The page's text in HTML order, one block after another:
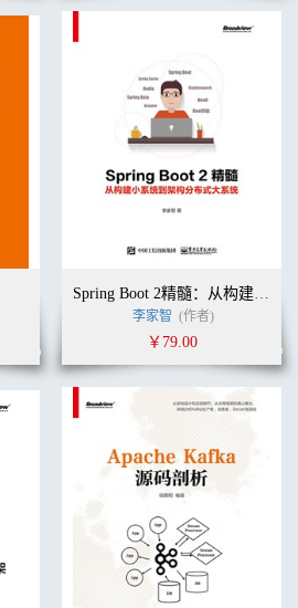
Spring Boot 2精髓：从构建小系统到架构分布式大系统
李家智 (作者)
￥79.00